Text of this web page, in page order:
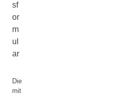
sf
or
m
ul
ar
Die
mit